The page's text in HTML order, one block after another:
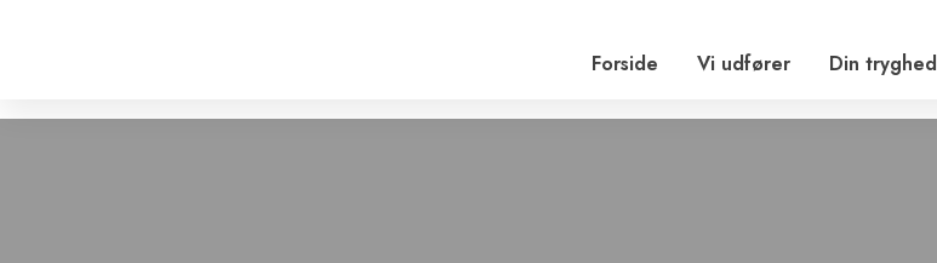
Forside Vi udfører Din tryghed